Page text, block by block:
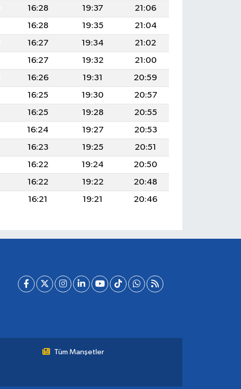
16:28 19:37
21:06
16:28 19:35
21:04
16:27 19:34
21:02
16:27 19:32
21:00
16:26 19:31
20:59
16:25 19:30
20:57
16:25 19:28
20:55
16:24 19:27
20:53
16:23 19:25
20:51
16:22 19:24
20:50
16:22 19:22
20:48
16:21 19:21 20:46
Tüm Manşetler